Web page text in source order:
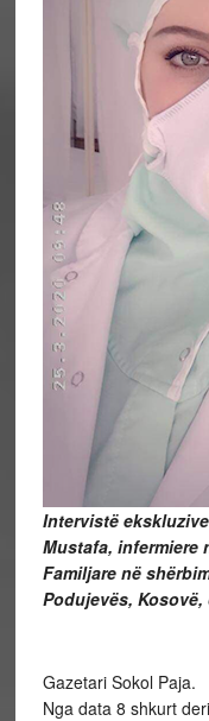
Intervistë
Mustafa, infermiere
Familjare në
Podujevës,
Gazetari Sokol Paja.
Nga data 8 shkurt